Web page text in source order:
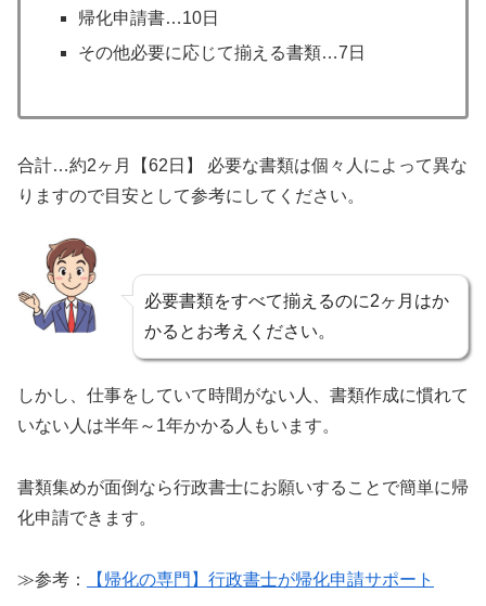
帰化申請書…10日
その他必要に応じて揃える書類…7日
合計…約2ヶ月【62日】
必要な書類は個々人によって異な
りますので目安として参考にしてください。
必要書類をすべて揃えるのに2ヶ月はか
かるとお考えください。
しかし、仕事をしていて時間がない人、書類作成に慣れて
いない人は半年～1年かかる人もいます。
書類集めが面倒なら行政書士にお願いすることで簡単に帰
化申請できます。
≫参考： 【帰化の専門】行政書士が帰化申請サポート